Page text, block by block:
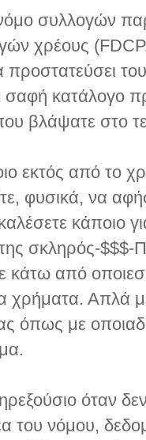
συλλογών
χρέους
προστατεύσει
σαφή κατάλογο
βλάψατε στο
εκτός από το
φυσικά, να
κάποιο
σκληρός-$$$-
κάτω από
χρήματα. Απλά
όπως με
όταν
νόμου,